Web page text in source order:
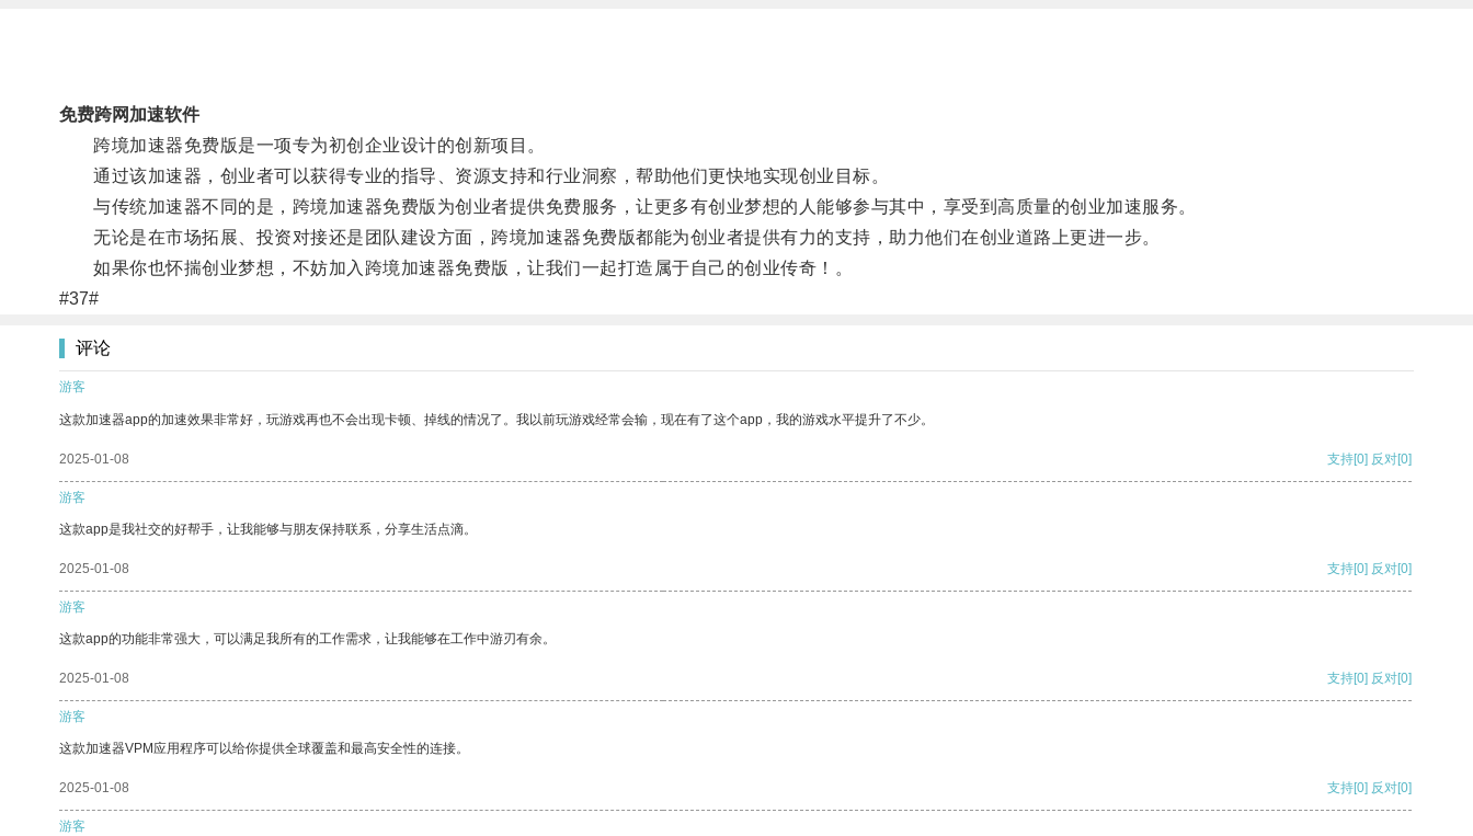
免费跨网加速软件
跨境加速器免费版是一项专为初创企业设计的创新项目。
通过该加速器，创业者可以获得专业的指导、资源支持和行业洞察，帮助他们更快地实现创业目标。
与传统加速器不同的是，跨境加速器免费版为创业者提供免费服务，让更多有创业梦想的人能够参与其中，享受到高质量的创业加速服务。
无论是在市场拓展、投资对接还是团队建设方面，跨境加速器免费版都能为创业者提供有力的支持，助力他们在创业道路上更进一步。
如果你也怀揣创业梦想，不妨加入跨境加速器免费版，让我们一起打造属于自己的创业传奇！。
#37#
评论
游客
这款加速器app的加速效果非常好，玩游戏再也不会出现卡顿、掉线的情况了。我以前玩游戏经常会输，现在有了这个app，我的游戏水平提升了不少。
2025-01-08 支持[0] 反对[0]
游客
这款app是我社交的好帮手，让我能够与朋友保持联系，分享生活点滴。
2025-01-08 支持[0] 反对[0]
游客
这款app的功能非常强大，可以满足我所有的工作需求，让我能够在工作中游刃有余。
2025-01-08 支持[0] 反对[0]
游客
这款加速器VPM应用程序可以给你提供全球覆盖和最高安全性的连接。
2025-01-08 支持[0] 反对[0]
游客